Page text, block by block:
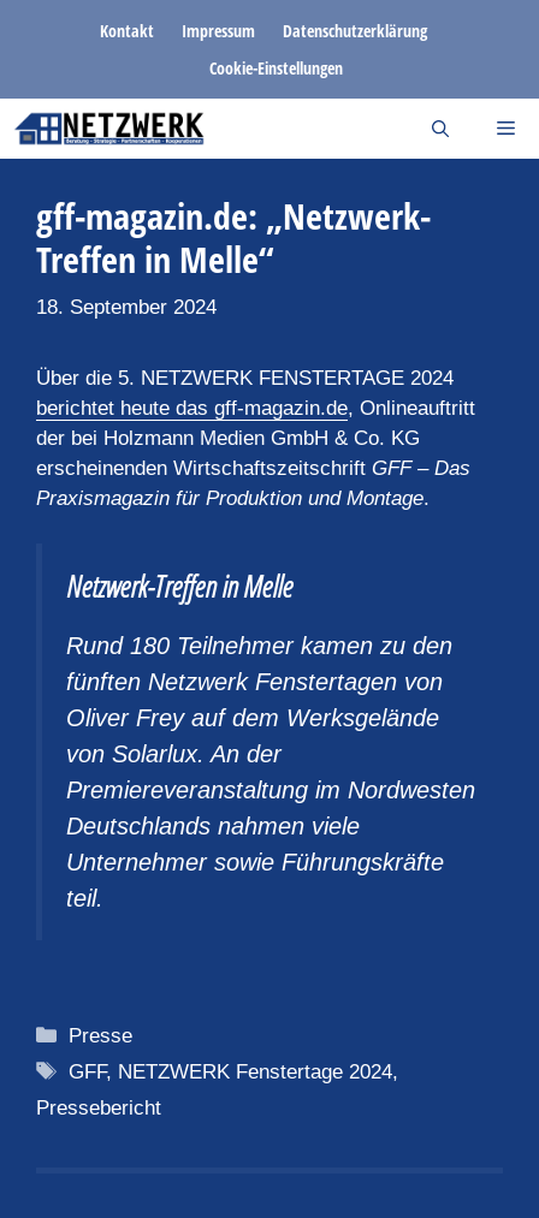
Kontakt Impressum
Datenschutzerklärung
Cookie-Einstellungen
gff-magazin.de: „Netzwerk-
Treffen in Melle“
18. September 2024
Über die 5. NETZWERK FENSTERTAGE 2024
berichtet heute das gff-magazin.de, Onlineauftritt
der bei Holzmann Medien GmbH & Co. KG
erscheinenden Wirtschaftszeitschrift GFF – Das
Praxismagazin für Produktion und Montage.
Netzwerk-Treffen in Melle
Rund 180 Teilnehmer kamen zu den
fünften Netzwerk Fenstertagen von
Oliver Frey auf dem Werksgelände
von Solarlux. An der
Premiereveranstaltung im Nordwesten
Deutschlands nahmen viele
Unternehmer sowie Führungskräfte
teil.
Kategorien
Presse
Schlagwörter
GFF, NETZWERK Fenstertage 2024,
Pressebericht